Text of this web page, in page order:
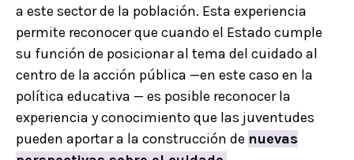
a este sector de la población. Esta experiencia
permite reconocer que cuando el Estado cumple
su función de posicionar al tema del cuidado al
centro de la acción pública —en este caso en la
política educativa — es posible reconocer la
experiencia y conocimiento que las juventudes
pueden aportar a la construcción de nuevas